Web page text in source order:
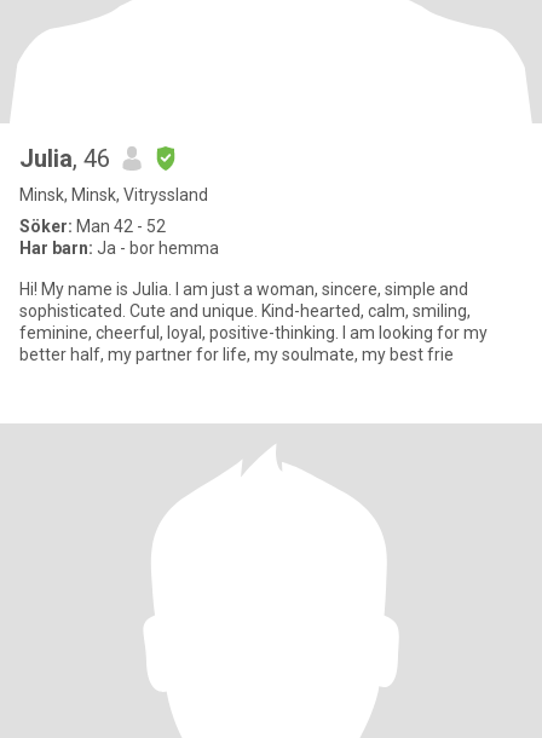
Julia, 46
Minsk, Minsk, Vitryssland
Söker: Man 42 - 52
Har barn: Ja - bor hemma
Hi! My name is Julia. I am just a woman, sincere, simple and
sophisticated. Cute and unique. Kind-hearted, calm, smiling,
feminine, cheerful, loyal, positive-thinking. I am looking for my
better half, my partner for life, my soulmate, my best frie